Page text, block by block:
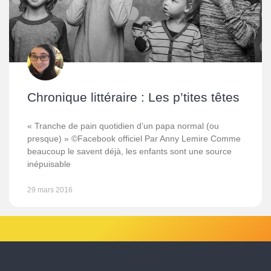
Chronique littéraire : Les p’tites têtes
« Tranche de pain quotidien d’un papa normal (ou
presque) » ©Facebook officiel Par Anny Lemire Comme
beaucoup le savent déjà, les enfants sont une source
inépuisable
29 mars 2016